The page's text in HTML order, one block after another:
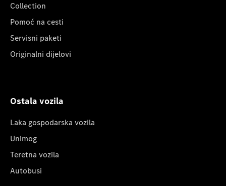
Collection
Pomoć na cesti
Servisni paketi
Originalni dijelovi
Ostala vozila
Laka gospodarska vozila
Unimog
Teretna vozila
Autobusi